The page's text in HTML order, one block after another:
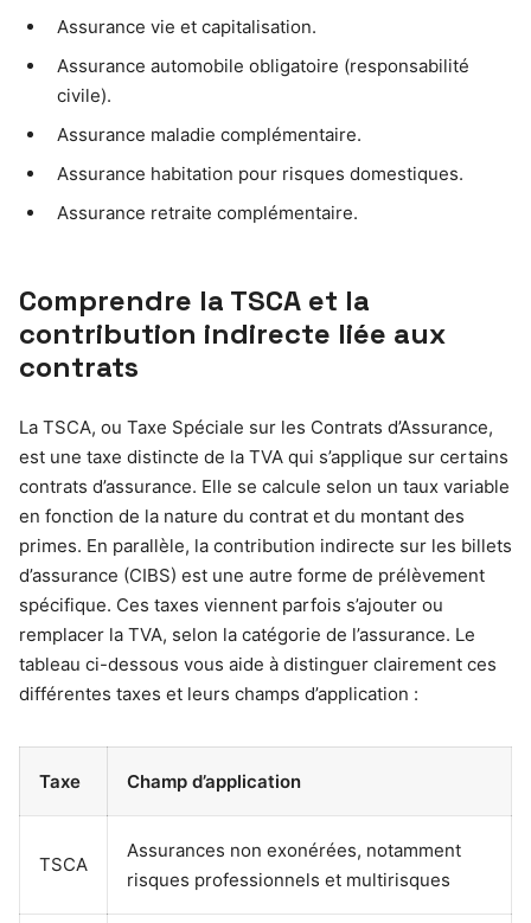
Assurance vie et capitalisation.
Assurance automobile obligatoire (responsabilité
civile).
Assurance maladie complémentaire.
Assurance habitation pour risques domestiques.
Assurance retraite complémentaire.
Comprendre la TSCA et la
contribution indirecte liée aux
contrats
La TSCA, ou Taxe Spéciale sur les Contrats d’Assurance,
est une taxe distincte de la TVA qui s’applique sur certains
contrats d’assurance. Elle se calcule selon un taux variable
en fonction de la nature du contrat et du montant des
primes. En parallèle, la contribution indirecte sur les billets
d’assurance (CIBS) est une autre forme de prélèvement
spécifique. Ces taxes viennent parfois s’ajouter ou
remplacer la TVA, selon la catégorie de l’assurance. Le
tableau ci-dessous vous aide à distinguer clairement ces
différentes taxes et leurs champs d’application :
Taxe Champ d’application
TSCA
Assurances non exonérées, notamment
risques professionnels et multirisques